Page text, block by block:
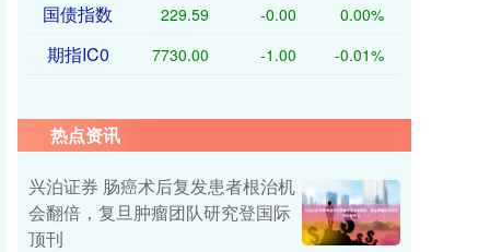
国债指数 229.59 -0.00 0.00%
期指IC0 7730.00 -1.00 -0.01%
热点资讯
兴泊证券 肠癌术后复发患者根治机
会翻倍，复旦肿瘤团队研究登国际
顶刊